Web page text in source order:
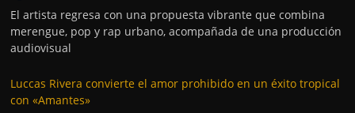
El artista regresa con una propuesta vibrante que combina
merengue, pop y rap urbano, acompañada de una producción
audiovisual
Luccas Rivera convierte el amor prohibido en un éxito tropical
con «Amantes»